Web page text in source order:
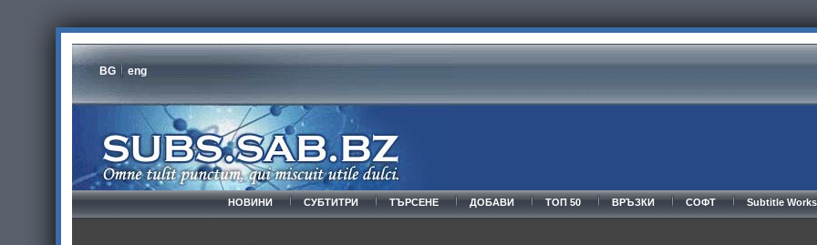
BG eng
НОВИНИ СУБТИТРИ ТЪРСЕНЕ ДОБАВИ ТОП 50 ВРЪЗКИ СОФТ Subtitle